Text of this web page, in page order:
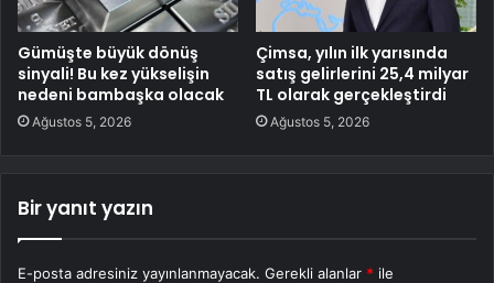
Gümüşte büyük dönüş
sinyali! Bu kez yükselişin
nedeni bambaşka olacak
Ağustos 5, 2026
Çimsa, yılın ilk yarısında
satış gelirlerini 25,4 milyar
TL olarak gerçekleştirdi
Ağustos 5, 2026
Bir yanıt yazın
E-posta adresiniz yayınlanmayacak. Gerekli alanlar * ile